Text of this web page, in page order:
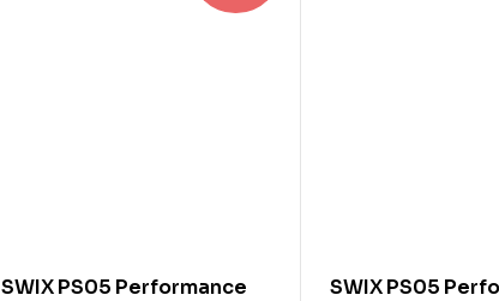
SWIX PS05 Performance
SWIX PS05